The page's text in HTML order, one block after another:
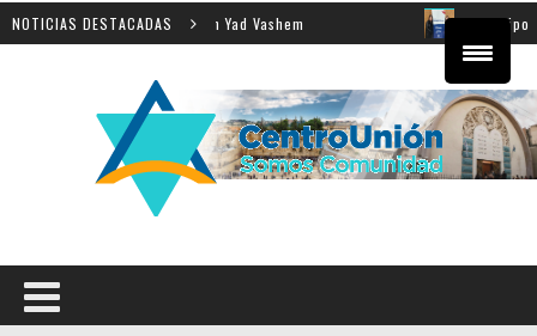
NOTICIAS DESTACADAS
de la Shoá en Yad Vashem El equipo